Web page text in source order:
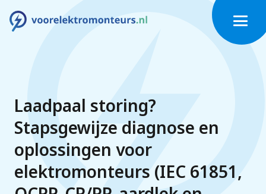
Laadpaal storing?
Stapsgewijze diagnose en
oplossingen voor
elektromonteurs (IEC 61851,